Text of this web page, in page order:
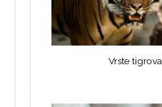
Vrste tigrova